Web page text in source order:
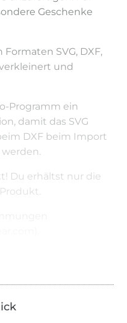
Geschenke
SVG, DXF,
und
Programm ein
damit das SVG
DXF beim Import
Du erhältst nur die